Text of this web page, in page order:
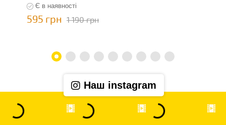
Є в наявності
595 грн 1 190 грн
Наш instagram